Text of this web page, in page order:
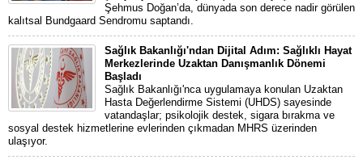
Şehmus Doğan’da, dünyada son derece nadir görülen
kalıtsal Bundgaard Sendromu saptandı.
Sağlık Bakanlığı'ndan Dijital Adım: Sağlıklı Hayat
Merkezlerinde Uzaktan Danışmanlık Dönemi
Başladı
Sağlık Bakanlığı'nca uygulamaya konulan Uzaktan
Hasta Değerlendirme Sistemi (UHDS) sayesinde
vatandaşlar; psikolojik destek, sigara bırakma ve
sosyal destek hizmetlerine evlerinden çıkmadan MHRS üzerinden
ulaşıyor.